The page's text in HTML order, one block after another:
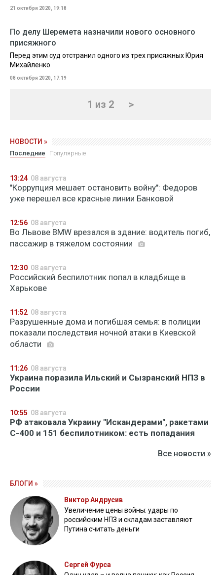
21 октября 2020, 19:18
По делу Шеремета назначили нового основного
присяжного
Перед этим суд отстранил одного из трех присяжных Юрия
Михайленко
08 октября 2020, 17:19
1 из 2 >
НОВОСТИ »
Последние Популярные
13:24 08 августа
"Коррупция мешает остановить войну": Федоров
уже перешел все красные линии Банковой
12:56 08 августа
Во Львове BMW врезался в здание: водитель погиб,
пассажир в тяжелом состоянии
12:30 08 августа
Российский беспилотник попал в кладбище в
Харькове
11:52 08 августа
Разрушенные дома и погибшая семья: в полиции
показали последствия ночной атаки в Киевской
области
11:26 08 августа
Украина поразила Ильский и Сызранский НПЗ в
России
10:55 08 августа
РФ атаковала Украину "Искандерами", ракетами
С-400 и 151 беспилотником: есть попадания
Все новости »
БЛОГИ »
Виктор Андрусив
Увеличение цены войны: удары по
российским НПЗ и складам заставляют
Путина считать деньги
Сергей Фурса